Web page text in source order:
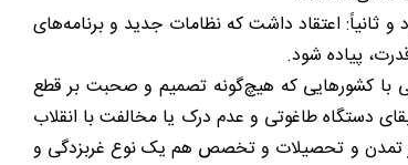
و ثانیاً: اعتقاد داشت که نظامات جدید و برنامه‌های
پیاده شود.
با کشورهایی که هیچ‌گونه تصمیم و صحبت بر قطع
دستگاه طاغوتی و عدم درک یا مخالفت با انقلاب
تمدن و تحصیلات و تخصص هم یک نوع غربزدگی و